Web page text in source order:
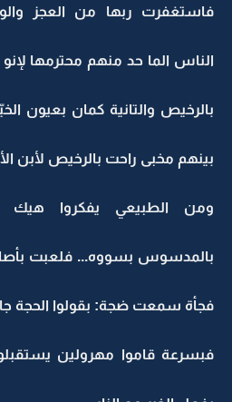
فاستغفرت ربها من العجز
الناس الما حد منهم محترمها لإنو
بالرخيص والتانية كمان بعيون
بينهم مخبى راحت بالرخيص لأبن
ومن الطبيعي يفكروا
بالمدسوس بسووه... فلعبت
فجأة سمعت ضجة: بقولوا الحجة
فبسرعة قاموا مهرولين